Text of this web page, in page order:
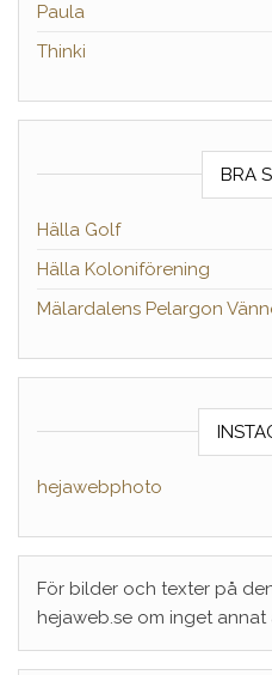
Paula
Thinki
BRA
Hälla Golf
Hälla Koloniförening
Mälardalens Pelargon
hejawebphoto
För bilder och texter på
hejaweb.se om inget annat